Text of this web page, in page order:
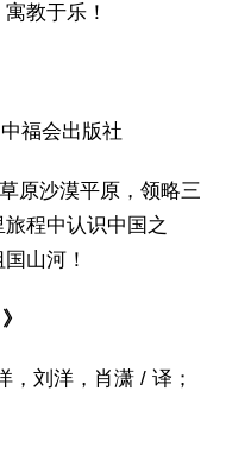
教于乐！
福会出版社
原沙漠平原，领略三
程中认识中国之
山河！
，刘洋，肖潇 / 译；